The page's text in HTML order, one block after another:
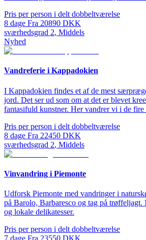
Pris per person i delt dobbeltværelse
8 dage Fra 20890 DKK
sværhedsgrad 2, Middels
Nyhed
Vandreferie i Kappadokien
I Kappadokien findes et af de mest
jord. Det ser ud som om at det er blevet
fantasifuld kunstner. Her vandrer vi i de fire
Pris per person i delt dobbeltværelse
8 dage Fra 22450 DKK
sværhedsgrad 2, Middels
Vinvandring i Piemonte
Udforsk Piemonte med vandringer i
på Barolo, Barbaresco og tag på trøffeljagt.
og lokale delikatesser.
Pris per person i delt dobbeltværelse